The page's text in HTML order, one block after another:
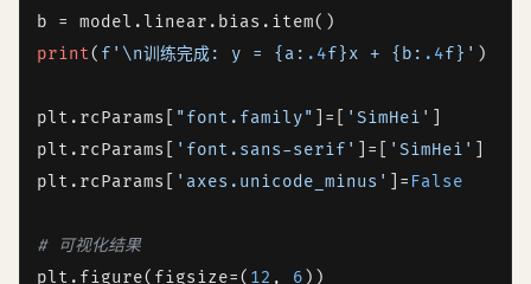
print( f'\n训练完成: y = {a: .4f}x + {b: .4f} ' )
plt.rcParams[ "font.family" ]=[ 'SimHei'
plt.rcParams[
'font.sans-serif' ]=[ 'SimHei'
plt.rcParams[
'axes.unicode_minus' ]= False
# 可视化结果
plt.figure(figsize=( 12 , 6 ))